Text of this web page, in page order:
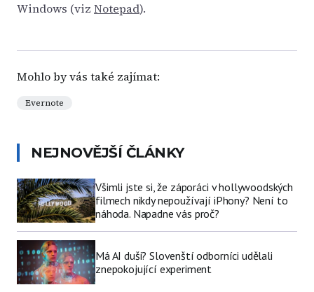
Windows (viz Notepad).
Mohlo by vás také zajímat:
Evernote
NEJNOVĚJŠÍ ČLÁNKY
Všimli jste si, že záporáci v hollywoodských
filmech nikdy nepoužívají iPhony? Není to
náhoda. Napadne vás proč?
Má AI duši? Slovenští odborníci udělali
znepokojující experiment